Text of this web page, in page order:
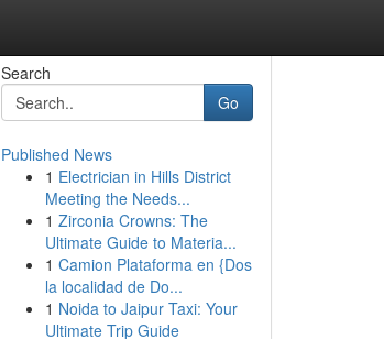
Search
Go
Published News
1 Electrician in Hills District
Meeting the Needs...
1 Zirconia Crowns: The
Ultimate Guide to Materia...
1 Camion Plataforma en {Dos
la localidad de Do...
1 Noida to Jaipur Taxi: Your
Ultimate Trip Guide